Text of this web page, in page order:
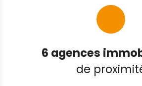
6 agences
de